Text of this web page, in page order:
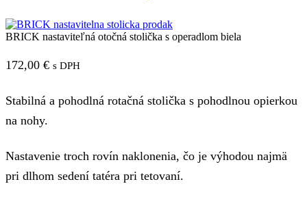
BRICK nastaviteľná otočná stolička s operadlom biela
172,00 € s DPH
Stabilná a pohodlná rotačná stolička s pohodlnou opierkou
na nohy.
Nastavenie troch rovín naklonenia, čo je výhodou najmä
pri dlhom sedení tatéra pri tetovaní.